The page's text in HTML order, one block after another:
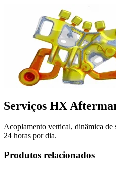
Serviços HX
Acoplamento vertical, dinâmica de
24 horas por dia.
Produtos relacionados